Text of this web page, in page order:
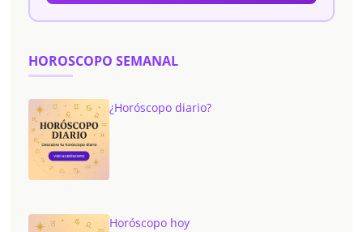
HOROSCOPO SEMANAL
¿Horóscopo diario?
Horóscopo hoy